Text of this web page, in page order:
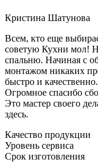
Кристина Шатунова
Всем, кто еще
советую Кухни мол!
спальню. Начиная с
монтажом никаких
быстро и
Огромное спасибо
Это мастер своего
здесь.
Качество продукции
Уровень сервиса
Срок изготовления